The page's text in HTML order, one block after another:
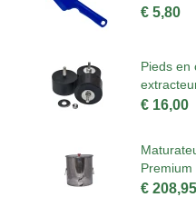
€ 5,80
Pieds en
€ 16,00
Premium
€ 208,95